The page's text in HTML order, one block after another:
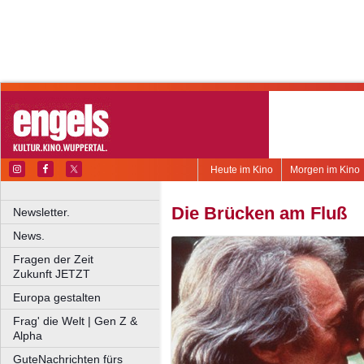
Morgen im Kino
Heute im Kino
Newsletter.
News.
Fragen der Zeit
Zukunft JETZT
Europa gestalten
Frag' die Welt | Gen Z &
Alpha
GuteNachrichten fürs
Die Brücken am Fluß